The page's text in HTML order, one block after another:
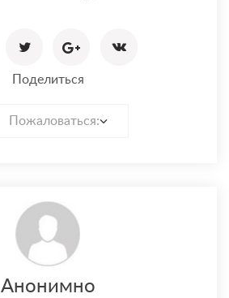
Поделиться
Пожаловаться:
Анонимно